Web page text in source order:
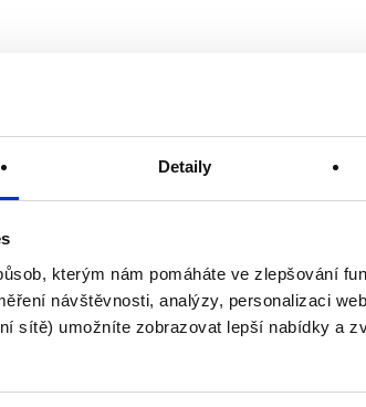
Detaily
kterým nám pomáháte ve zlepšování
návštěvnosti, analýzy, personalizaci
sítě) umožníte zobrazovat lepší nabídky a